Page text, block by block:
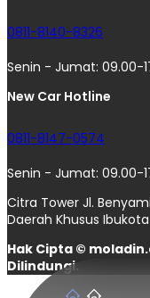
0811-8140-8326
Senin - Jumat: 09.00-
New Car Hotline
0811-8147-0574
Senin - Jumat: 09.00-
Citra Tower Jl.
Daerah Khusus
Hak Cipta ©
Dilindungi.